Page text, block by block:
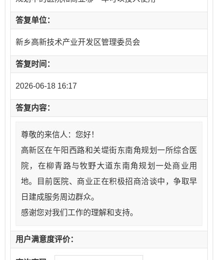
答复单位：
新乡高新技术产业开发区管理委员会
答复时间：
2026-06-18 16:17
答复内容：
尊敬的来信人：您好！
高新区在午阳西路和关堤街东南角规划一所综合医
院， 在柳青 路与牧野大道东 南角规划一处商业用
地。目前医院、 商业正在积极招商洽谈中，争取早
日建成服务周边群众。
感谢您对我们工作的理解和支持。
用户满意度评价：